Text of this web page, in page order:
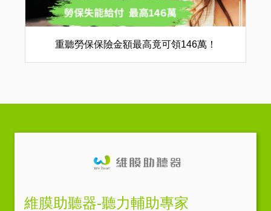
重聽勞保保險金額最高竟可領146萬！
維膜助聽器-聽力輔助專家